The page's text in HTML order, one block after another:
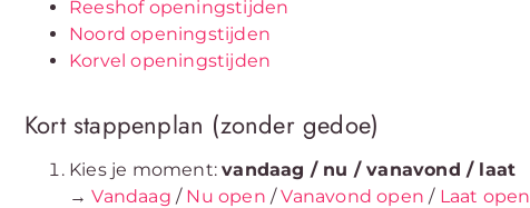
Reeshof openingstijden
Noord openingstijden
Korvel openingstijden
Kort stappenplan (zonder gedoe)
Kies je moment:vandaag / nu / vanavond / laat
→Vandaag / Nu open /Vanavond open / Laat open